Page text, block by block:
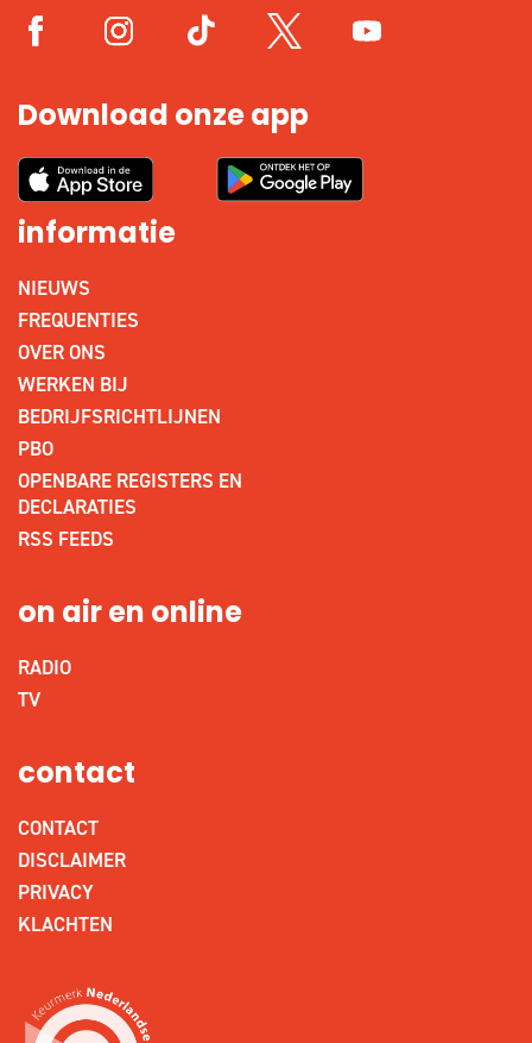
Download onze app
informatie
NIEUWS
FREQUENTIES
OVER ONS
WERKEN BIJ
BEDRIJFSRICHTLIJNEN
PBO
OPENBARE REGISTERS EN
DECLARATIES
RSS FEEDS
on air en online
RADIO
TV
contact
CONTACT
DISCLAIMER
PRIVACY
KLACHTEN